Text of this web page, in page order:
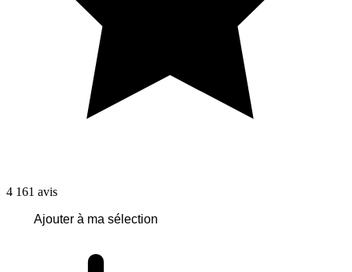
4 161 avis
Ajouter à ma sélection